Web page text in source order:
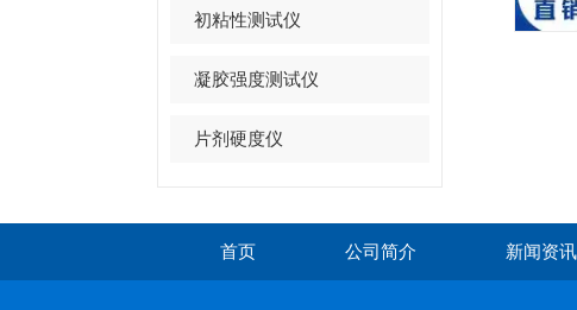
初粘性测试仪
凝胶强度测试仪
片剂硬度仪
首页 公司简介 新闻资讯